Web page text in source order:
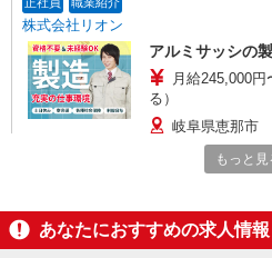
株式会社リオン
アルミサッシの
月給245,000円
る）
岐阜県恵那市
正社員
愛中理化工業株式会社 恵那工場
もっと見
あなたにおすすめの求人情報